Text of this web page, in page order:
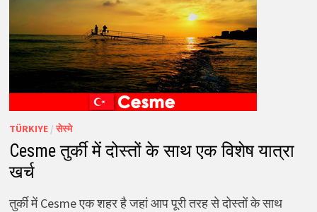
TÜRKIYE/सेस्मे
Cesme तुर्की में दोस्तों के साथ एक विशेष यात्रा
खर्च
तुर्की में Cesme एक शहर है जहां आप पूरी तरह से दोस्तों के साथ